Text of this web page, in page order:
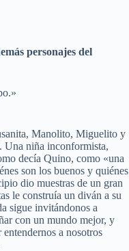
personajes del
Manolito, Miguelito y
Una niña inconformista,
decía Quino, como «una
son los buenos y quiénes
dio muestras de un gran
le construía un diván a su
sigue invitándonos a
con un mundo mejor, y
a nosotros